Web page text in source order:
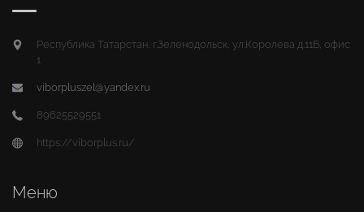
Республика Татарстан, г.Зеленодольск, ул.Королева д.11Б, офис
1
viborpluszel@yandex.ru
89625529551
https://viborplus.ru/
Меню